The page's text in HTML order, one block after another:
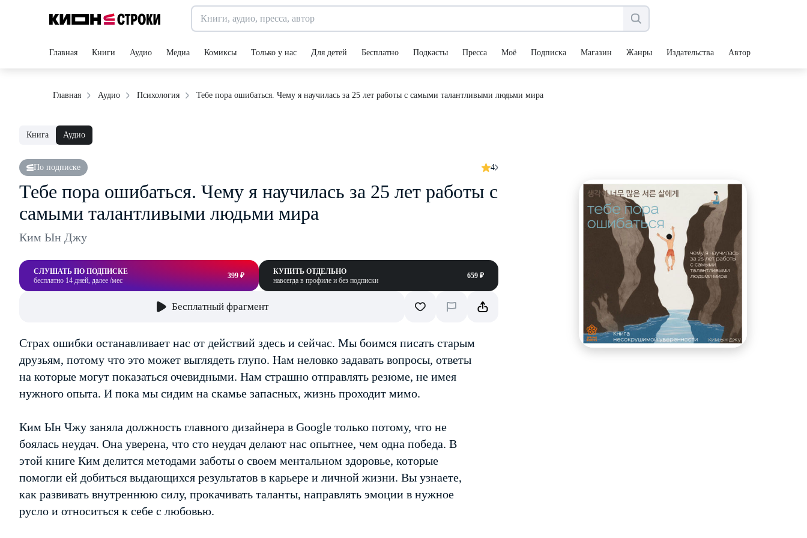
Главная Книги Аудио Медиа Комиксы Только у нас Для детей Бесплатно Подкасты Пресса Моё Подписка Магазин Жанры Издательства Авторы
Главная Аудио Психология Тебе пора ошибаться. Чему я научилась за 25 лет работы с самыми талантливыми людьми мира
Книга Аудио
По подписке 4
Тебе пора ошибаться. Чему я научилась за 25 лет работы с
самыми талантливыми людьми мира
Ким Ын Джу
СЛУШАТЬ ПО ПОДПИСКЕ
бесплатно 14 дней, далее /мес
399 ₽
КУПИТЬ ОТДЕЛЬНО
навсегда в профиле и без подписки
659 ₽
Бесплатный фрагмент
Страх ошибки останавливает нас от действий здесь и сейчас. Мы боимся писать старым
друзьям, потому что это может выглядеть глупо. Нам неловко задавать вопросы, ответы
на которые могут показаться очевидными. Нам страшно отправлять резюме, не имея
нужного опыта. И пока мы сидим на скамье запасных, жизнь проходит мимо.
Ким Ын Чжу заняла должность главного дизайнера в Google только потому, что не
боялась неудач. Она уверена, что сто неудач делают нас опытнее, чем одна победа. В
этой книге Ким делится методами заботы о своем ментальном здоровье, которые
помогли ей добиться выдающихся результатов в карьере и личной жизни. Вы узнаете,
как развивать внутреннюю силу, прокачивать таланты, направлять эмоции в нужное
русло и относиться к себе с любовью.